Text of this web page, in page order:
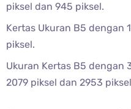
piksel dan 945 piksel.
Kertas Ukuran B5 dengan
piksel.
Ukuran Kertas B5 dengan
2079 piksel dan 2953